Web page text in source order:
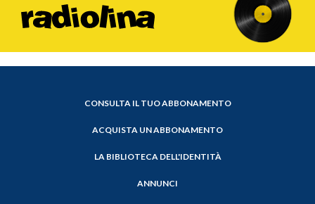
CONSULTA IL TUO ABBONAMENTO
ACQUISTA UN ABBONAMENTO
LA BIBLIOTECA DELL'IDENTITÀ
ANNUNCI